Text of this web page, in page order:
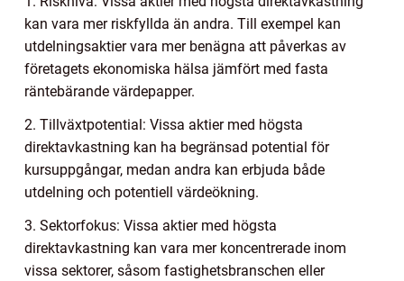
kan vara mer riskfyllda än andra. Till exempel kan
utdelningsaktier vara mer benägna att påverkas av
företagets ekonomiska hälsa jämfört med fasta
räntebärande värdepapper.
2. Tillväxtpotential: Vissa aktier med högsta
direktavkastning kan ha begränsad potential för
kursuppgångar, medan andra kan erbjuda både
utdelning och potentiell värdeökning.
3. Sektorfokus: Vissa aktier med högsta
direktavkastning kan vara mer koncentrerade inom
vissa sektorer, såsom fastighetsbranschen eller